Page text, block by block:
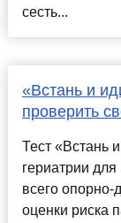
сесть...
«Встань и
проверить
Тест «Встань
гериатрии
всего опорно-
оценки риска